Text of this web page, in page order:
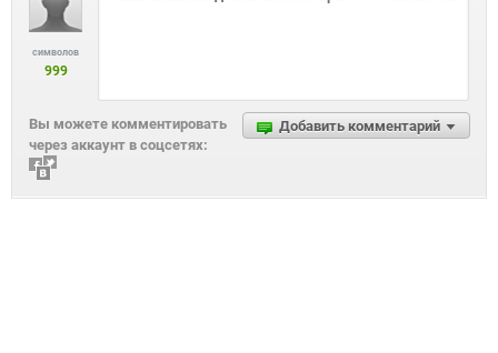
символов
999
Добавить комментарий
Вы можете комментировать
через аккаунт в соцсетях: